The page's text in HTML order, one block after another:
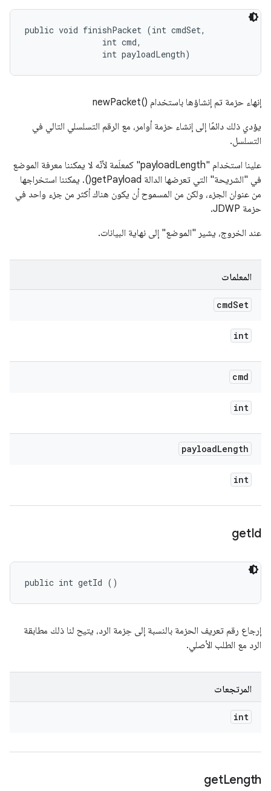
public void finishPacket (int cmdSet,
                int cmd,
                int payloadLength)
إنهاء حزمة تم إنشاؤها باستخدام newPacket()‎
يؤدي ذلك دائمًا إلى إنشاء حزمة أوامر، مع الرقم التسلسلي التالي في
التسلسل.
علينا استخدام "payloadLength" كمعلَمة لأنّه لا يمكننا معرفة الموضع
في "الشريحة" التي تعرضها الدالة getPayload(). يمكننا استخراجها
من عنوان الجزء، ولكن من المسموح أن يكون هناك أكثر من جزء واحد في
حزمة JDWP.
عند الخروج، يشير "الموضع" إلى نهاية البيانات.
المعلمات
cmdSet
int
cmd
int
payloadLength
int
getId
public int getId ()
إرجاع رقم تعريف الحزمة بالنسبة إلى حِزمة الرد، يتيح لنا ذلك مطابقة
الرد مع الطلب الأصلي.
المرتجعات
int
getLength